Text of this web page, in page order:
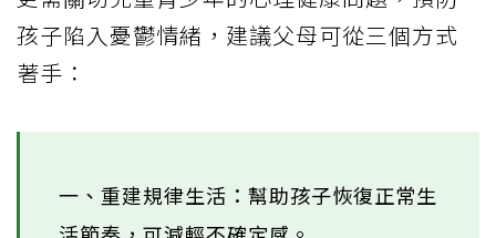
孩子陷入憂鬱情緒，建議父母可從三個方式
著手：
一、重建規律生活：幫助孩子恢復正常生